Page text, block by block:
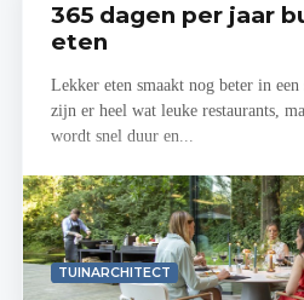
365 dagen per jaar
eten
Lekker eten smaakt nog beter in
zijn er heel wat leuke restaurants,
wordt snel duur en...
TUINARCHITECT